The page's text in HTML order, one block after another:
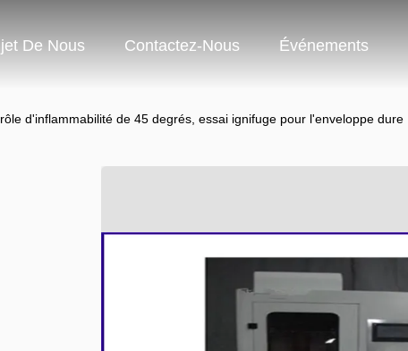
De Nous Contactez-Nous Événements
d'inflammabilité de 45 degrés, essai ignifuge pour l'enveloppe dure